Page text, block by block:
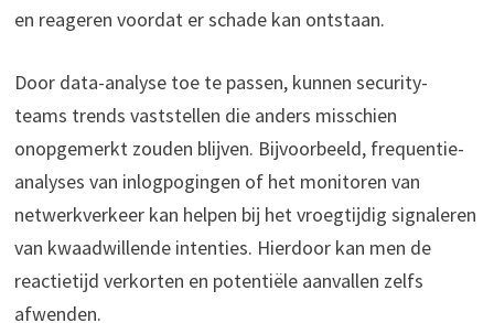
en reageren voordat er schade kan ontstaan.
Door data-analyse toe te passen, kunnen security-
teams trends vaststellen die anders misschien
onopgemerkt zouden blijven. Bijvoorbeeld, frequentie-
analyses van inlogpogingen of het monitoren van
netwerkverkeer kan helpen bij het vroegtijdig signaleren
van kwaadwillende intenties. Hierdoor kan men de
reactietijd verkorten en potentiële aanvallen zelfs
afwenden.